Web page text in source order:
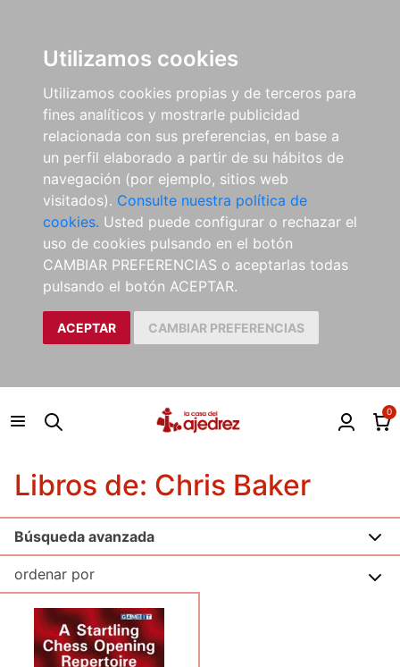
Utilizamos cookies
Utilizamos cookies propias y de terceros para
fines analíticos y mostrarle publicidad
relacionada con sus preferencias, en base a
un perfil elaborado a partir de su hábitos de
navegación (por ejemplo, sitios web
visitados). Consulte nuestra política de
cookies. Usted puede configurar o rechazar el
uso de cookies pulsando en el botón
CAMBIAR PREFERENCIAS o aceptarlas todas
pulsando el botón ACEPTAR.
ACEPTAR CAMBIAR PREFERENCIAS
0
Libros de: Chris Baker
Búsqueda avanzada